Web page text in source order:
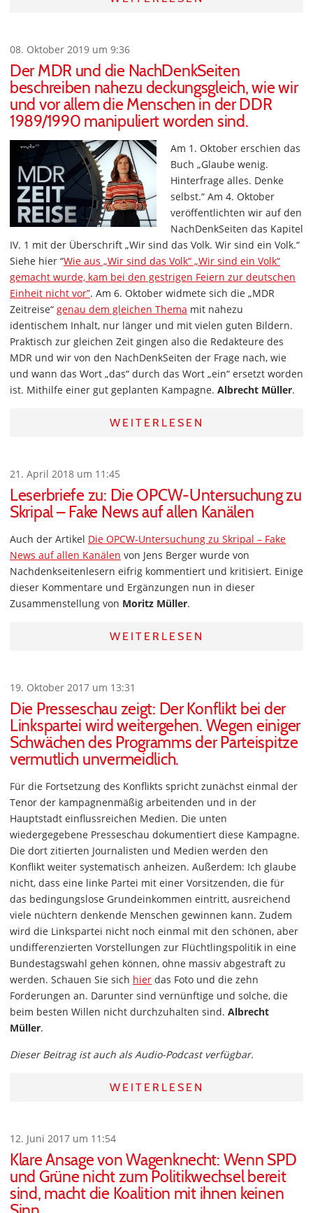
08. Oktober 2019 um 9:36
Der MDR und die NachDenkSeiten
beschreiben nahezu deckungsgleich, wie wir
und vor allem die Menschen in der DDR
1989/1990 manipuliert worden sind.
Am 1. Oktober erschien das
Buch „Glaube wenig.
Hinterfrage alles. Denke
selbst.“ Am 4. Oktober
veröffentlichten wir auf den
NachDenkSeiten das Kapitel
IV. 1 mit der Überschrift „Wir sind das Volk. Wir sind ein Volk.“
Siehe hier “Wie aus „Wir sind das Volk“ „Wir sind ein Volk“
gemacht wurde, kam bei den gestrigen Feiern zur deutschen
Einheit nicht vor”. Am 6. Oktober widmete sich die „MDR
Zeitreise“ genau dem gleichen Thema mit nahezu
identischem Inhalt, nur länger und mit vielen guten Bildern.
Praktisch zur gleichen Zeit gingen also die Redakteure des
MDR und wir von den NachDenkSeiten der Frage nach, wie
und wann das Wort „das“ durch das Wort „ein“ ersetzt worden
ist. Mithilfe einer gut geplanten Kampagne. Albrecht Müller.
WEITERLESEN
21. April 2018 um 11:45
Leserbriefe zu: Die OPCW-Untersuchung zu
Skripal – Fake News auf allen Kanälen
Auch der Artikel Die OPCW-Untersuchung zu Skripal – Fake
News auf allen Kanälen von Jens Berger wurde von
Nachdenkseitenlesern eifrig kommentiert und kritisiert. Einige
dieser Kommentare und Ergänzungen nun in dieser
Zusammenstellung von Moritz Müller.
WEITERLESEN
19. Oktober 2017 um 13:31
Die Presseschau zeigt: Der Konflikt bei der
Linkspartei wird weitergehen. Wegen einiger
Schwächen des Programms der Parteispitze
vermutlich unvermeidlich.
Für die Fortsetzung des Konflikts spricht zunächst einmal der
Tenor der kampagnenmäßig arbeitenden und in der
Hauptstadt einflussreichen Medien. Die unten
wiedergegebene Presseschau dokumentiert diese Kampagne.
Die dort zitierten Journalisten und Medien werden den
Konflikt weiter systematisch anheizen. Außerdem: Ich glaube
nicht, dass eine linke Partei mit einer Vorsitzenden, die für
das bedingungslose Grundeinkommen eintritt, ausreichend
viele nüchtern denkende Menschen gewinnen kann. Zudem
wird die Linkspartei nicht noch einmal mit den schönen, aber
undifferenzierten Vorstellungen zur Flüchtlingspolitik in eine
Bundestagswahl gehen können, ohne massiv abgestraft zu
werden. Schauen Sie sich hier das Foto und die zehn
Forderungen an. Darunter sind vernünftige und solche, die
beim besten Willen nicht durchzuhalten sind. Albrecht
Müller.
Dieser Beitrag ist auch als Audio-Podcast verfügbar.
WEITERLESEN
12. Juni 2017 um 11:54
Klare Ansage von Wagenknecht: Wenn SPD
und Grüne nicht zum Politikwechsel bereit
sind, macht die Koalition mit ihnen keinen